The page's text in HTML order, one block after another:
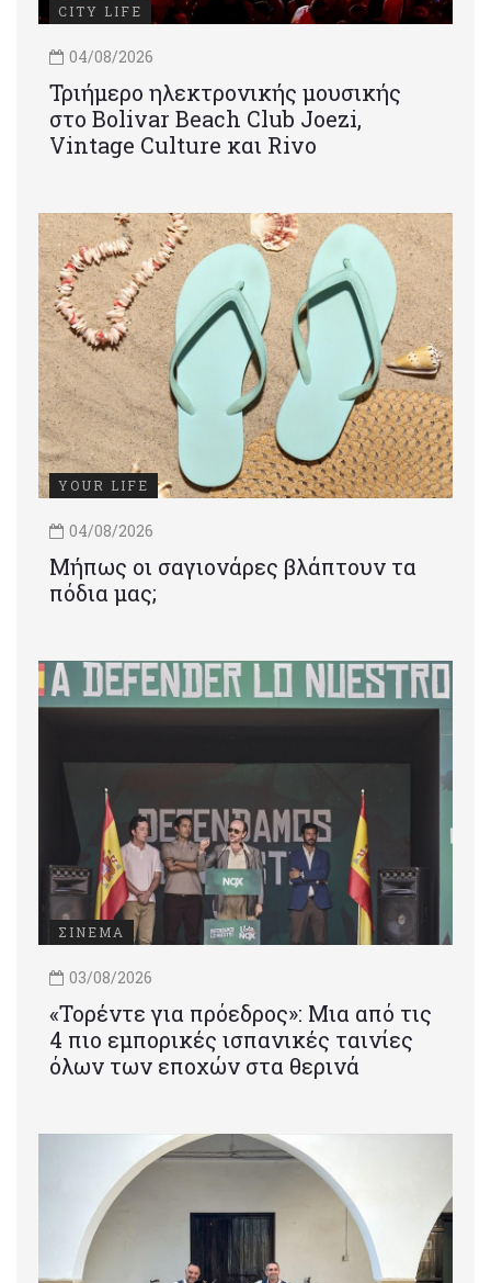
CITY LIFE
04/08/2026
Τριήμερο ηλεκτρονικής μουσικής
στο Bolivar Beach Club Joezi,
Vintage Culture και Rivo
YOUR LIFE
04/08/2026
Μήπως οι σαγιονάρες βλάπτουν τα
πόδια μας;
ΣΙΝΕΜΑ
03/08/2026
«Τορέντε για πρόεδρος»: Mια από τις
4 πιο εμπορικές ισπανικές ταινίες
όλων των εποχών στα θερινά